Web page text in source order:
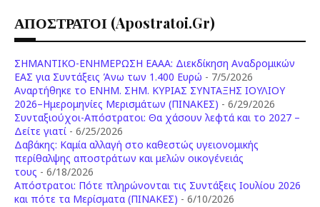
ΑΠΟΣΤΡΑΤΟΙ (apostratoi.gr)
ΣΗΜΑΝΤΙΚΟ-ΕΝΗΜΕΡΩΣΗ ΕΑΑΑ: Διεκδίκηση Αναδρομικών
ΕΑΣ για Συντάξεις Άνω των 1.400 Ευρώ - 7/5/2026
Aναρτήθηκε το ENHM. ΣΗΜ. ΚΥΡΙΑΣ ΣΥΝΤΑΞΗΣ ΙΟΥΛΙΟΥ
2026–Ημερομηνίες Μερισμάτων (ΠΙΝΑΚΕΣ) - 6/29/2026
Συνταξιούχοι-Απόστρατοι: Θα χάσουν λεφτά και το 2027 –
Δείτε γιατί - 6/25/2026
Δαβάκης: Καμία αλλαγή στο καθεστώς υγειονομικής
περίθαλψης αποστράτων και μελών οικογένειάς
τους - 6/18/2026
Aπόστρατοι: Πότε πληρώνονται τις Συντάξεις Ιουλίου 2026
και πότε τα Μερίσματα (ΠΙΝΑΚΕΣ) - 6/10/2026